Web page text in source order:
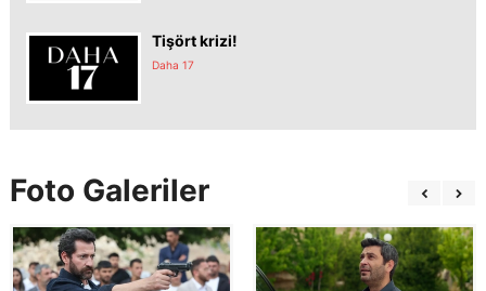
Tişört krizi!
Daha 17
Foto Galeriler